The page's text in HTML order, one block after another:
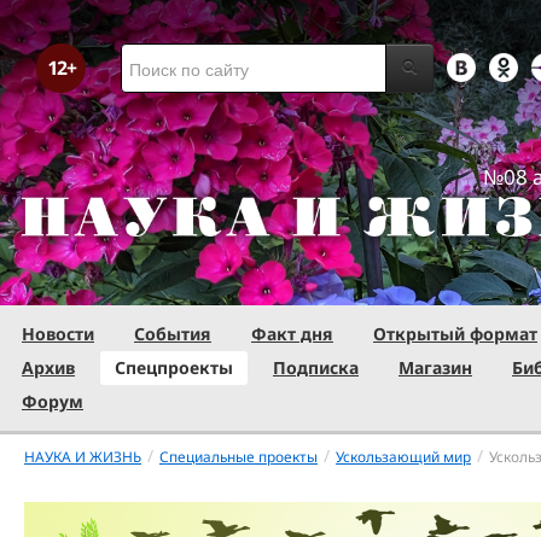
№08
Новости События Факт дня
Открытый формат
Архив
Спецпроекты Подписка Магазин
Форум
НАУКА И ЖИЗНЬ / Специальные проекты / Ускользающий мир /